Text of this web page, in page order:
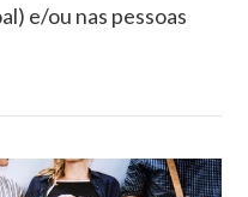
e/ou nas pessoas